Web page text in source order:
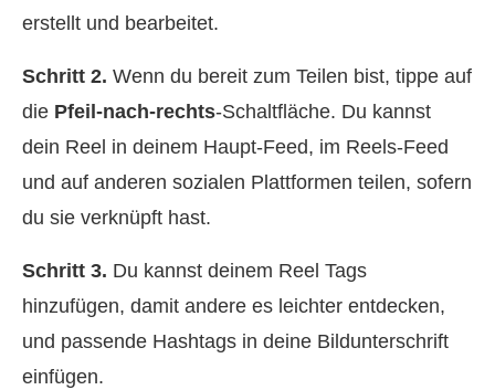
erstellt und bearbeitet.
Schritt 2. Wenn du bereit zum Teilen bist, tippe auf
die Pfeil-nach-rechts‑Schaltfläche. Du kannst
dein Reel in deinem Haupt‑Feed, im Reels‑Feed
und auf anderen sozialen Plattformen teilen, sofern
du sie verknüpft hast.
Schritt 3. Du kannst deinem Reel Tags
hinzufügen, damit andere es leichter entdecken,
und passende Hashtags in deine Bildunterschrift
einfügen.